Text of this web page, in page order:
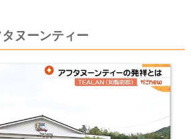
ヌーンティー